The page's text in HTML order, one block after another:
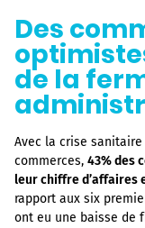
Des
de la
Avec la crise
commerces, 43% des
leur chiffre d’affaires
rapport aux six
ont eu une baisse de